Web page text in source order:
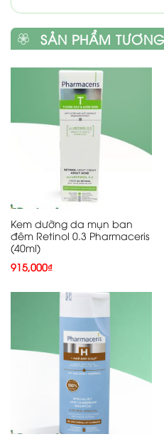
SẢN PHẨM
Kem dưỡng da mụn ban
đêm Retinol 0.3 Pharmaceris
(40ml)
915,000₫